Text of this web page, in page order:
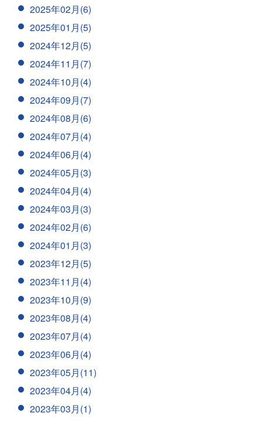
2025年02月(6)
2025年01月(5)
2024年12月(5)
2024年11月(7)
2024年10月(4)
2024年09月(7)
2024年08月(6)
2024年07月(4)
2024年06月(4)
2024年05月(3)
2024年04月(4)
2024年03月(3)
2024年02月(6)
2024年01月(3)
2023年12月(5)
2023年11月(4)
2023年10月(9)
2023年08月(4)
2023年07月(4)
2023年06月(4)
2023年05月(11)
2023年04月(4)
2023年03月(1)